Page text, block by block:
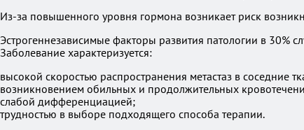
Из-за повышенного уровня гормона возникает риск
Эстрогеннезависимые факторы развития патологии в 30%
Заболевание характеризуется:
высокой скоростью распространения метастаз в соседние
возникновением обильных и продолжительных
слабой дифференциацией;
трудностью в выборе подходящего способа терапии.